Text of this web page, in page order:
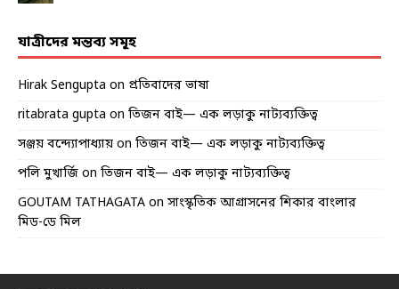
যাত্রীদের মন্তব্য সমূহ
Hirak Sengupta on প্রতিবাদের ভাষা
ritabrata gupta on তিজন বাই— এক লড়াকু নাট্যব্যক্তিত্ব
সঞ্জয় বন্দ্যোপাধ্যায় on তিজন বাই— এক লড়াকু নাট্যব্যক্তিত্ব
পলি মুখার্জি on তিজন বাই— এক লড়াকু নাট্যব্যক্তিত্ব
GOUTAM TATHAGATA on সাংস্কৃতিক আগ্রাসনের শিকার বাংলার
মিড-ডে মিল